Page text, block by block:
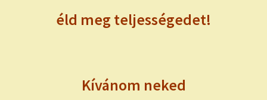
éld meg teljességedet!
Kívánom neked